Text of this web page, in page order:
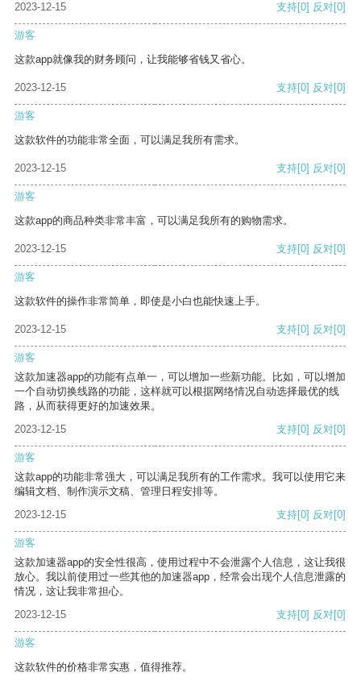
2023-12-15
支持[0] 反对[0]
游客
这款app就像我的财务顾问，让我能够省钱又省心。
2023-12-15 支持[0] 反对[0]
游客
这款软件的功能非常全面，可以满足我所有需求。
2023-12-15 支持[0] 反对[0]
游客
这款app的商品种类非常丰富，可以满足我所有的购物需求。
2023-12-15 支持[0] 反对[0]
游客
这款软件的操作非常简单，即使是小白也能快速上手。
2023-12-15 支持[0] 反对[0]
游客
这款加速器app的功能有点单一，可以增加一些新功能。比如，可以增加
一个自动切换线路的功能，这样就可以根据网络情况自动选择最优的线
路，从而获得更好的加速效果。
2023-12-15
支持[0] 反对[0]
游客
这款app的功能非常强大，可以满足我所有的工作需求。我可以使用它来
编辑文档、制作演示文稿、管理日程安排等。
2023-12-15
支持[0] 反对[0]
游客
这款加速器app的安全性很高，使用过程中不会泄露个人信息，这让我很
放心。我以前使用过一些其他的加速器app，经常会出现个人信息泄露的
情况，这让我非常担心。
2023-12-15
支持[0] 反对[0]
游客
这款软件的价格非常实惠，值得推荐。